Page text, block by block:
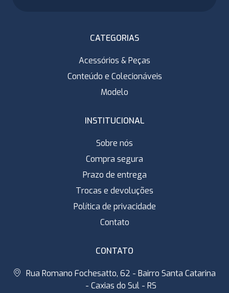
CATEGORIAS
Acessórios & Peças
Conteúdo e Colecionáveis
Modelo
INSTITUCIONAL
Sobre nós
Compra segura
Prazo de entrega
Trocas e devoluções
Política de privacidade
Contato
CONTATO
Rua Romano Fochesatto, 62 - Bairro Santa Catarina
- Caxias do Sul - RS